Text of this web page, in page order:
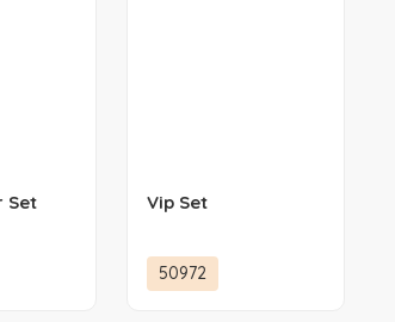
Set
Vip Set
50972